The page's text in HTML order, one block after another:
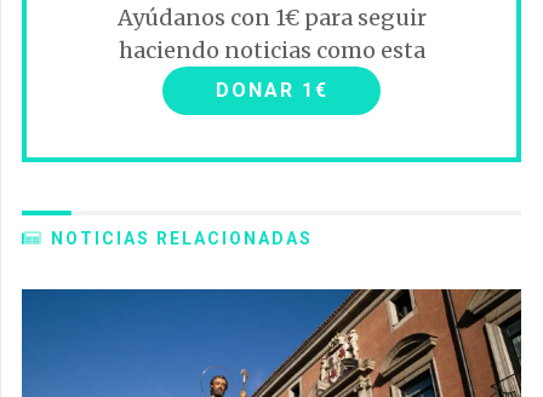
Ayúdanos con 1€ para seguir
haciendo noticias como esta
DONAR 1€
NOTICIAS RELACIONADAS